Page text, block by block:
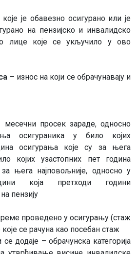
је обавезно осигурано или је
на пензијско и инвалидско
лице које се укључило у ово
– износ на који се обрачунавају и
месечни просек зараде, односно
осигураника у било којих
осигурања које су за њега
којих узастопних пет година
њега најповољније, односно у
која претходи години
пензију
проведено у осигурању (стаж
се рачуна као посебан стаж
се додаје – обрачунска категорија